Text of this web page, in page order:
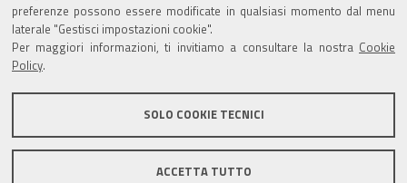
preferenze possono essere modificate in qualsiasi momento dal menu
laterale "Gestisci impostazioni cookie".
Per maggiori informazioni, ti invitiamo a consultare la nostra Cookie
Policy
SOLO COOKIE TECNICI
ACCETTA TUTTO
Pubblicità Legale
Area riservata Amministratori
Informativa generale Informative privacy